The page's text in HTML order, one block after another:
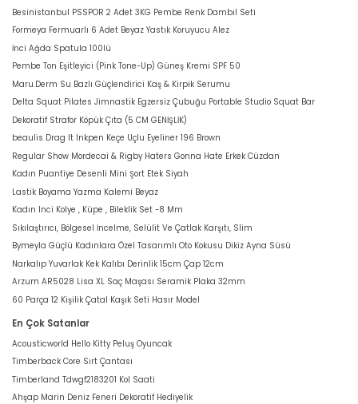
Besinistanbul PSSPOR 2 Adet 3KG Pembe Renk Dambıl Seti
Formeya Fermuarlı 6 Adet Beyaz Yastık Koruyucu Alez
İnci Ağda Spatula 100lü
Pembe Ton Eşitleyici (Pink Tone-Up) Güneş Kremi SPF 50
Maru.Derm Su Bazlı Güçlendirici Kaş & Kirpik Serumu
Delta Squat Pilates Jimnastik Egzersiz Çubuğu Portable Studio Squat Bar
Dekoratif Strafor Köpük Çıta (5 CM GENİŞLİK)
beaulis Drag It Inkpen Keçe Uçlu Eyeliner 196 Brown
Regular Show Mordecai & Rigby Haters Gonna Hate Erkek Cüzdan
Kadın Puantiye Desenli Mini Şort Etek Siyah
Lastik Boyama Yazma Kalemi Beyaz
Kadın Inci Kolye , Küpe , Bileklik Set -8 Mm
Sıkılaştırıcı, Bölgesel İncelme, Selülit Ve Çatlak Karşıtı, Slim
Bymeyla Güçlü Kadınlara Özel Tasarımlı Oto Kokusu Dikiz Ayna Süsü
Narkalıp Yuvarlak Kek Kalıbı Derinlik 15cm Çap 12cm
Arzum AR5028 Lisa XL Saç Maşası Seramik Plaka 32mm
60 Parça 12 Kişilik Çatal Kaşık Seti Hasır Model
En Çok Satanlar
Acousticworld Hello Kitty Peluş Oyuncak
Timberback Core Sırt Çantası
Timberland Tdwgf2183201 Kol Saati
Ahşap Marin Deniz Feneri Dekoratif Hediyelik